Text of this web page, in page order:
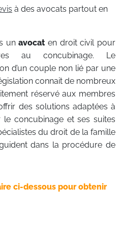
à des avocats partout en
unavocaten droit civil pour
au concubinage. Le
d’un couple non lié par une
connait de nombreux
réservé aux membres
des solutions adaptées à
concubinage et ses suites
du droit de la famille
dans la procédure de
ci-dessous pour obtenir